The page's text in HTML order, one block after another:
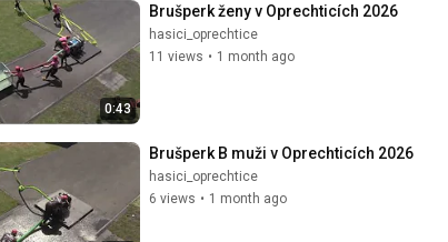
0:43
Brušperk ženy v Oprechticích 2026
hasici_oprechtice
11 views • 1 month ago
Brušperk B muži v Oprechticích 2026
hasici_oprechtice
6 views • 1 month ago